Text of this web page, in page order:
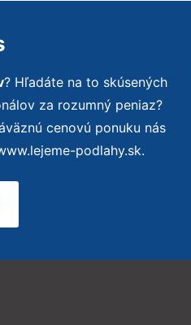
? Hľadáte na to skúsených
za rozumný peniaz?
cenovú ponuku nás
podlahy.sk.